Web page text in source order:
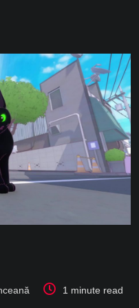
1 minute read